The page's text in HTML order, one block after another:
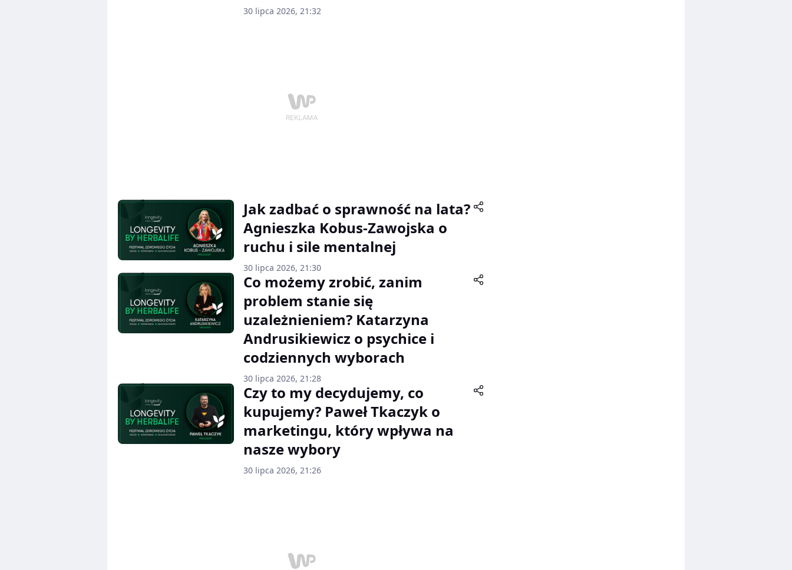
30 lipca 2026, 21:32
Jak zadbać o sprawność na lata?
Agnieszka Kobus-Zawojska o
ruchu i sile mentalnej
30 lipca 2026, 21:30
Co możemy zrobić, zanim
problem stanie się
uzależnieniem? Katarzyna
Andrusikiewicz o psychice i
codziennych wyborach
30 lipca 2026, 21:28
Czy to my decydujemy, co
kupujemy? Paweł Tkaczyk o
marketingu, który wpływa na
nasze wybory
30 lipca 2026, 21:26